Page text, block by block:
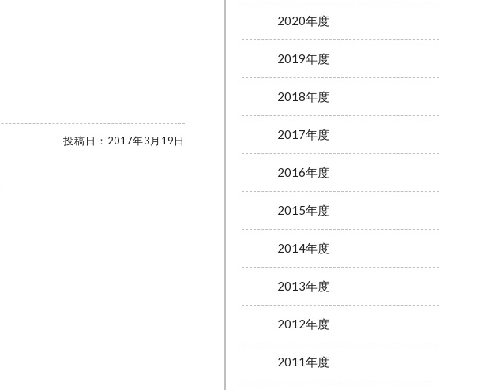
投稿日： 2017年3月19日
2020年度
2019年度
2018年度
2017年度
2016年度
2015年度
2014年度
2013年度
2012年度
2011年度